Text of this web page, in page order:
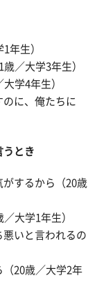
年生）
／大学3年生）
学4年生）
のに、俺たちに
うとき
がするから（20歳
大学1年生）
悪いと言われるの
（20歳／大学2年